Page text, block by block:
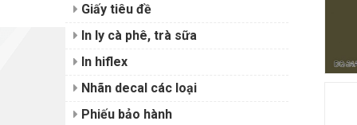
Giấy tiêu đề
In ly cà phê, trà sữa
In hiflex
Nhãn decal các loại
Phiếu bảo hành